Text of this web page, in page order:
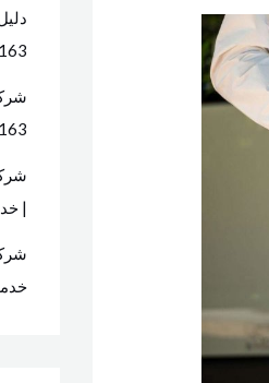
| خدمة
خدمة 24